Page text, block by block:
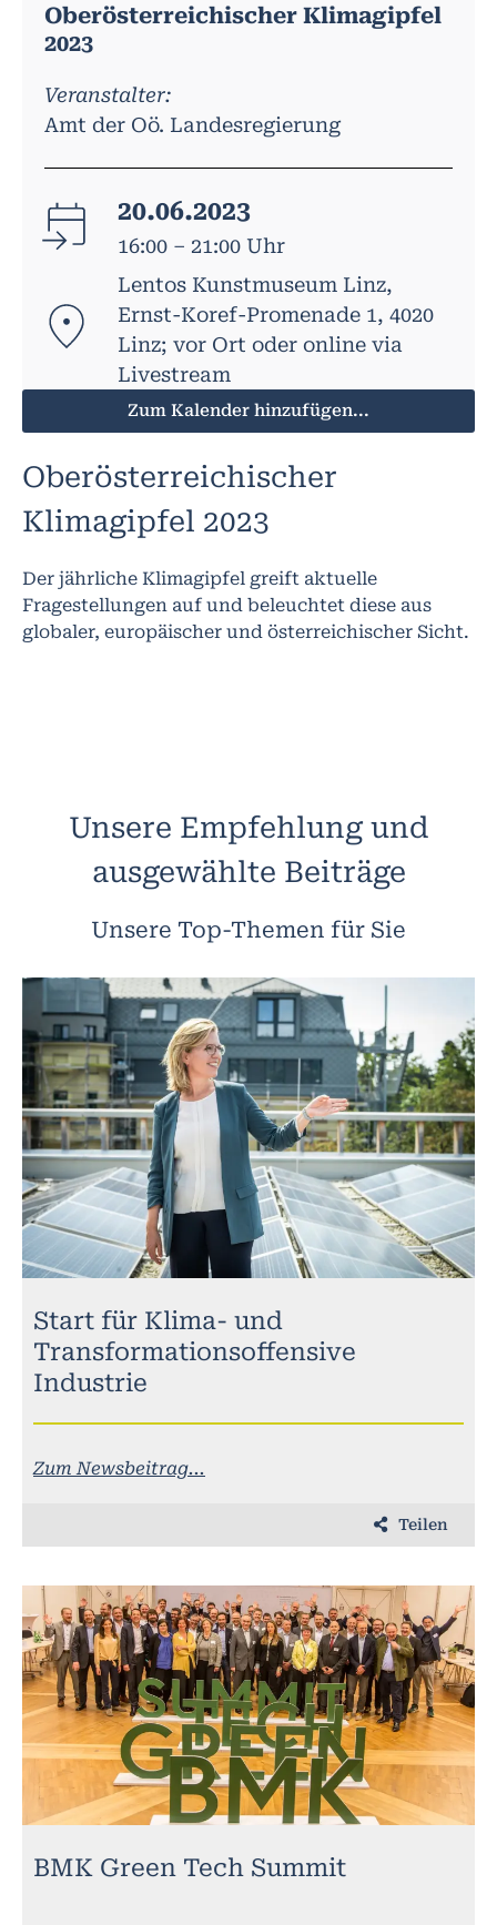
Oberösterreichischer Klimagipfel
2023
Veranstalter:
Amt der Oö. Landesregierung
20.06.2023
16:00 – 21:00 Uhr
Lentos Kunstmuseum Linz,
Ernst-Koref-Promenade 1, 4020
Linz; vor Ort oder online via
Livestream
Zum Kalender hinzufügen...
Oberösterreichischer
Klimagipfel 2023
Der jährliche Klimagipfel greift aktuelle
Fragestellungen auf und beleuchtet diese aus
globaler, europäischer und österreichischer Sicht.
Unsere Empfehlung und
ausgewählte Beiträge
Unsere Top-Themen für Sie
Start für Klima- und
Transformationsoffensive
Industrie
Zum Newsbeitrag...
Teilen
BMK Green Tech Summit